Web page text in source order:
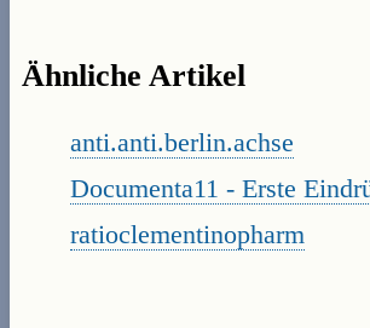
Ähnliche Artikel
anti.anti.berlin.achse
Documenta11 - Erste
ratioclementinopharm